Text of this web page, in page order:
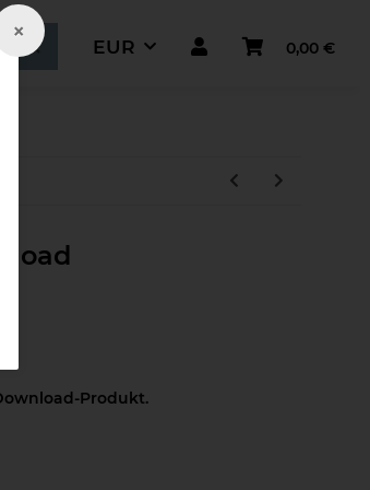
EUR 0,00 €
Produkt.
×